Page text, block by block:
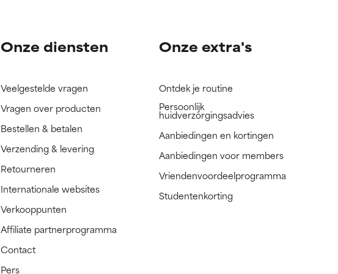
Onze diensten
Veelgestelde vragen
Vragen over producten
Bestellen & betalen
Verzending & levering
Retourneren
Internationale websites
Verkooppunten
Affiliate partnerprogramma
Contact
Pers
Onze extra's
Ontdek je routine
Persoonlijk
huidverzorgingsadvies
Aanbiedingen en kortingen
Aanbiedingen voor members
Vriendenvoordeelprogramma
Studentenkorting